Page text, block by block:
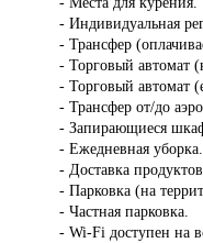
- Индивидуальная
- Трансфер
- Торговый автомат
- Торговый автомат
- Трансфер от/до
- Запирающиеся
- Ежедневная уборка.
- Доставка
- Парковка (на
- Частная парковка.
- Wi-Fi доступен на